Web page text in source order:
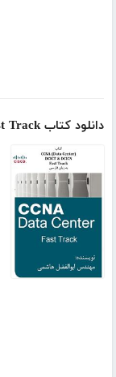
دانلود کتاب CCNA Data Center Fast Track به زبان فارسی